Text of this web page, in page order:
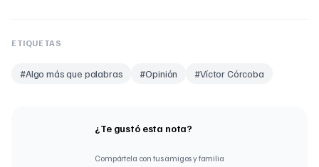
ETIQUETAS
#Algo más que palabras #Opinión #Víctor Córcoba
¿Te gustó esta nota?
Compártela con tus amigos y familia